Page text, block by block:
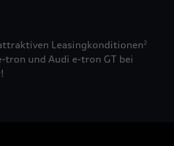
Leasingkonditionen2
und Audi e-tron GT bei